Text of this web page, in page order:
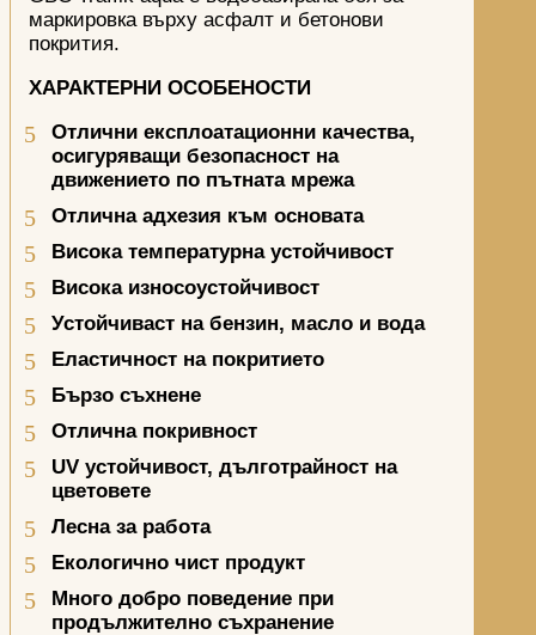
маркировка върху асфалт и бетонови
покрития.
ХАРАКТЕРНИ ОСОБЕНОСТИ
Отлични експлоатационни качества,
осигуряващи безопасност на
движението по пътната мрежа
Отлична адхезия към основата
Висока температурна устойчивост
Висока износоустойчивост
Устойчиваст на бензин, масло и вода
Еластичност на покритието
Бързо съхнене
Отлична покривност
UV устойчивост, дълготрайност на
цветовете
Лесна за работа
Екологично чист продукт
Много добро поведение при
продължително съхранение